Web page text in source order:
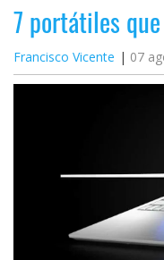
7 portátiles
Francisco Vicente 07